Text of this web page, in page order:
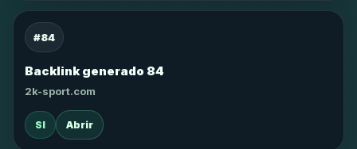
#84
Backlink generado 84
2k-sport.com
SI Abrir